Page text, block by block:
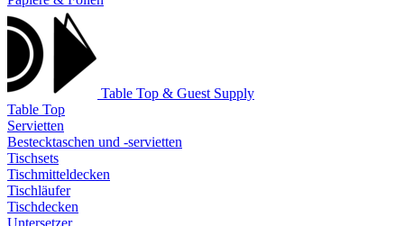
Table Top & Guest Supply
Table Top
Servietten
Bestecktaschen und -servietten
Tischsets
Tischmitteldecken
Tischläufer
Tischdecken